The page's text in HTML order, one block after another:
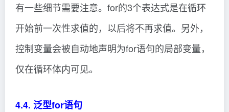
有一些细节需要注意。for的3个表达式是在循环
开始前一次性求值的，以后将不再求值。另外，
控制变量会被自动地声明为for语句的局部变量，
仅在循环体内可见。
4.4. 泛型for语句